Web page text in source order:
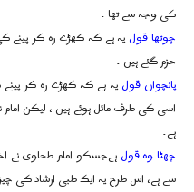
کی وجہ سے تھا ۔
چوتھا قولیہ ہے کہ کھڑے رہ کر
حزم گئے ہیں ۔
پانچواں قولیہ ہے کہ کھڑے رہ کر
اسی کی طرف مائل ہوئے ہیں ، لیکن
ہے۔
چھٹا وہ قولہےجسکو امام طحاوی نے
سے ہے، اس طرح یہ ایک طبی ارشاد کی